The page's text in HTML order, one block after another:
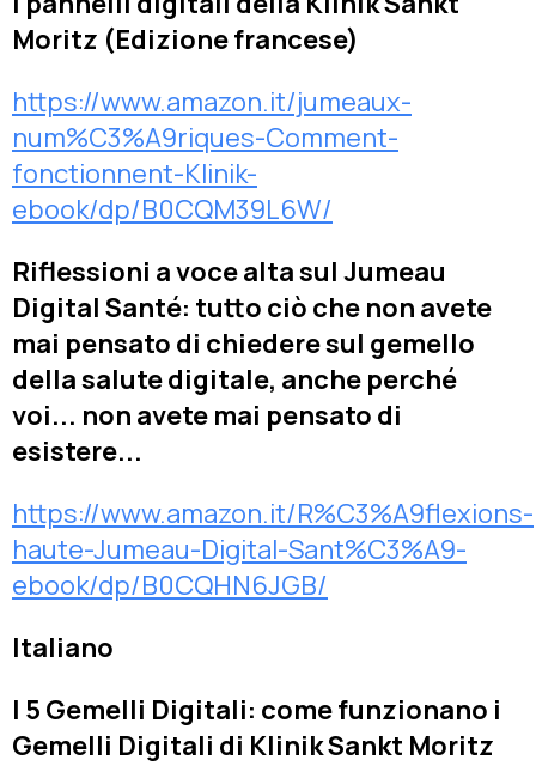
Moritz (Edizione francese)
https://www.amazon.it/jumeaux-
num%C3%A9riques-Comment-
fonctionnent-Klinik-
ebook/dp/B0CQM39L6W/
Riflessioni a voce alta sul Jumeau
Digital Santé: tutto ciò che non avete
mai pensato di chiedere sul gemello
della salute digitale, anche perché
voi... non avete mai pensato di
esistere...
https://www.amazon.it/R%C3%A9flexions-
haute-Jumeau-Digital-Sant%C3%A9-
ebook/dp/B0CQHN6JGB/
Italiano
I 5 Gemelli Digitali: come funzionano i
Gemelli Digitali di Klinik Sankt Moritz